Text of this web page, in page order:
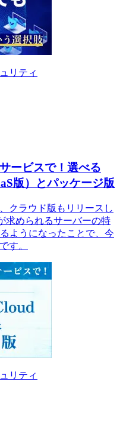
リティ
ービスで！選べる
版）とパッケージ版
クラウド版もリリースし
求められるサーバーの特
ようになったことで、今
す。
リティ